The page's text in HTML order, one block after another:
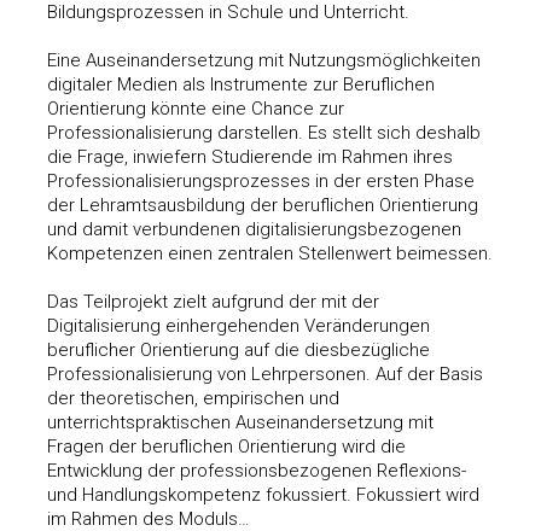
Bildungsprozessen in Schule und Unterricht.
Eine Auseinandersetzung mit Nutzungsmöglichkeiten
digitaler Medien als Instrumente zur Beruflichen
Orientierung könnte eine Chance zur
Professionalisierung darstellen. Es stellt sich deshalb
die Frage, inwiefern Studierende im Rahmen ihres
Professionalisierungsprozesses in der ersten Phase
der Lehramtsausbildung der beruflichen Orientierung
und damit verbundenen digitalisierungsbezogenen
Kompetenzen einen zentralen Stellenwert beimessen.
Das Teilprojekt zielt aufgrund der mit der
Digitalisierung einhergehenden Veränderungen
beruflicher Orientierung auf die diesbezügliche
Professionalisierung von Lehrpersonen. Auf der Basis
der theoretischen, empirischen und
unterrichtspraktischen Auseinandersetzung mit
Fragen der beruflichen Orientierung wird die
Entwicklung der professionsbezogenen Reflexions-
und Handlungskompetenz fokussiert. Fokussiert wird
im Rahmen des Moduls…